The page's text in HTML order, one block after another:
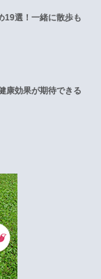
19選！一緒に散歩も
康効果が期待できる